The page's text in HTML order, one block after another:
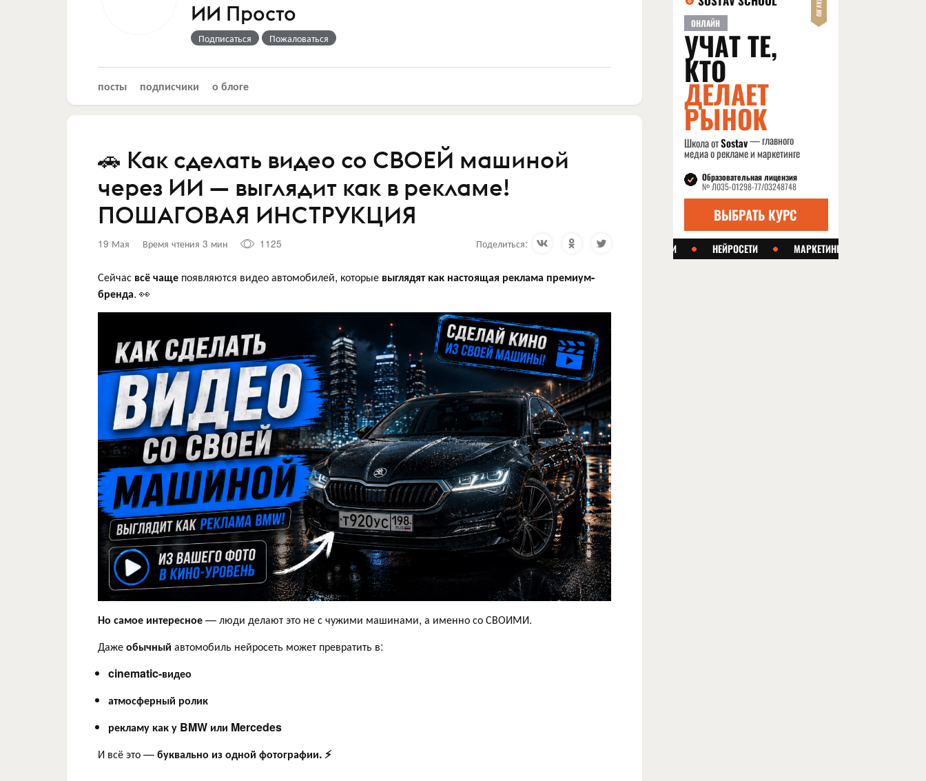
ИИ Просто
Подписаться Пожаловаться
посты подписчики о блоге
🚗 Как сделать видео со СВОЕЙ машиной
через ИИ — выглядит как в рекламе!
ПОШАГОВАЯ ИНСТРУКЦИЯ
19 Мая Время чтения 3 мин 1125 Поделиться:
Сейчас всё чаще появляются видео автомобилей, которые выглядят как настоящая реклама премиум-
бренда. 👀
Но самое интересное— люди делают это не с чужими машинами, а именно со СВОИМИ.
Дажеобычный автомобиль нейросеть может превратить в:
cinematic-видео
атмосферный ролик
рекламу как у BMW или Mercedes
И всё это —буквально из одной фотографии. ⚡